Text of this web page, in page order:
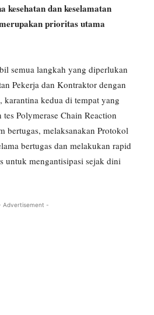
kesehatan dan keselamatan
prioritas utama
semua langkah yang diperlukan
Pekerja dan Kontraktor dengan
kedua di tempat yang
Polymerase Chain Reaction
bertugas, melaksanakan Protokol
bertugas dan melakukan rapid
untuk mengantisipasi sejak dini
Advertisement -